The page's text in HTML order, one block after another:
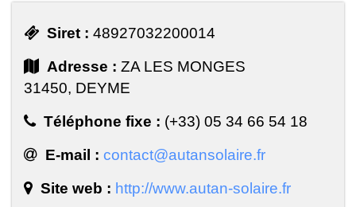
Siret : 48927032200014
Adresse : ZA LES MONGES
31450, DEYME
Téléphone fixe : (+33) 05 34 66 54 18
E-mail : contact@autansolaire.fr
Site web : http://www.autan-solaire.fr